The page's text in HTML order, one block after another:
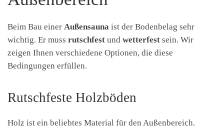
Beim Bau einer Außensauna ist der Bodenbelag sehr
wichtig. Er muss rutschfest und wetterfest sein. Wir
zeigen Ihnen verschiedene Optionen, die diese
Bedingungen erfüllen.
Rutschfeste Holzböden
Holz ist ein beliebtes Material für den Außenbereich.